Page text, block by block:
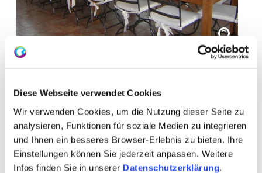
Diese Webseite verwendet Cookies
Wir verwenden Cookies, um die Nutzung dieser Seite zu
analysieren, Funktionen für soziale Medien zu integrieren
und Ihnen ein besseres Browser-Erlebnis zu bieten. Ihre
Einstellungen können Sie jederzeit anpassen. Weitere
Infos finden Sie in unserer Datenschutzerklärung.
Öffnungszeiten Kontakt
Weitere Infos & Downloads